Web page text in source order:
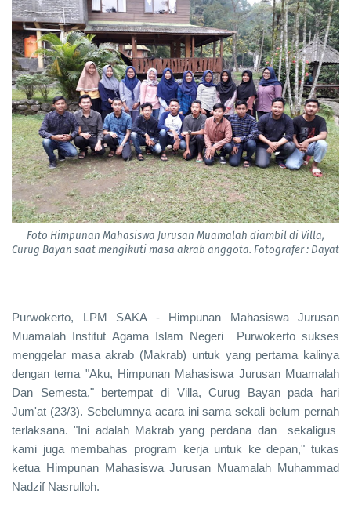
Foto Himpunan Mahasiswa Jurusan Muamalah diambil di Villa,
Curug Bayan saat mengikuti masa akrab anggota. Fotografer : Dayat
Purwokerto, LPM SAKA - Himpunan Mahasiswa Jurusan
Muamalah Institut Agama Islam Negeri
Purwokerto sukses
menggelar masa akrab (Makrab) untuk yang pertama kalinya
dengan tema "Aku, Himpunan Mahasiswa Jurusan Muamalah
Dan Semesta," bertempat di Villa, Curug Bayan pada hari
Jum'at (23/3). Sebelumnya acara ini sama sekali belum pernah
terlaksana. "Ini adalah Makrab yang perdana dan sekaligus
kami juga membahas program kerja untuk ke depan," tukas
ketua Himpunan Mahasiswa Jurusan Muamalah Muhammad
Nadzif Nasrulloh.